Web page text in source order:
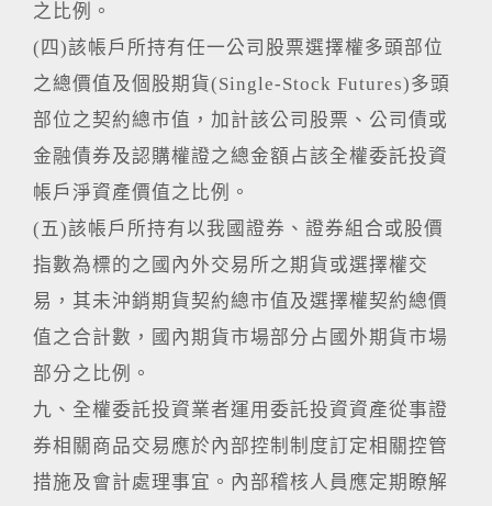
之比例。
(四)該帳戶所持有任一公司股票選擇權多頭部位
之總價值及個股期貨(Single-Stock Futures)多頭
部位之契約總市值，加計該公司股票、公司債或
金融債券及認購權證之總金額占該全權委託投資
帳戶淨資產價值之比例。
(五)該帳戶所持有以我國證券、證券組合或股價
指數為標的之國內外交易所之期貨或選擇權交
易，其未沖銷期貨契約總市值及選擇權契約總價
值之合計數，國內期貨市場部分占國外期貨市場
部分之比例。
九、全權委託投資業者運用委託投資資產從事證
券相關商品交易應於內部控制制度訂定相關控管
措施及會計處理事宜。內部稽核人員應定期瞭解